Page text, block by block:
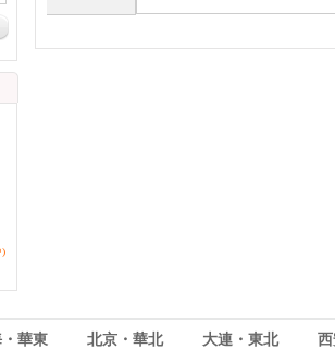
華東 北京・華北 大連・東北